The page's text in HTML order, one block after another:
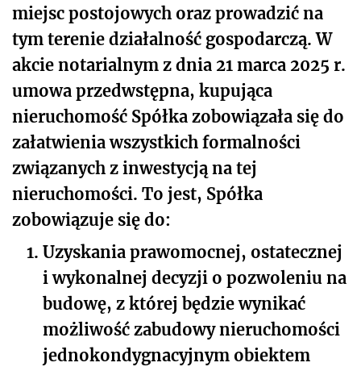
miejsc postojowych oraz prowadzić na
tym terenie działalność gospodarczą. W
akcie notarialnym z dnia 21 marca 2025 r.
umowa przedwstępna, kupująca
nieruchomość Spółka zobowiązała się do
załatwienia wszystkich formalności
związanych z inwestycją na tej
nieruchomości. To jest, Spółka
zobowiązuje się do:
1. Uzyskania prawomocnej, ostatecznej
i wykonalnej decyzji o pozwoleniu na
budowę, z której będzie wynikać
możliwość zabudowy nieruchomości
jednokondygnacyjnym obiektem